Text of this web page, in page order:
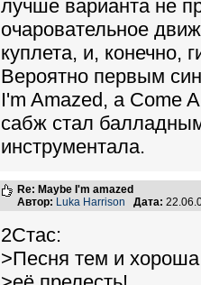
лучше варианта не
очаровательное
куплета, и, конечно,
Вероятно первым
I'm Amazed, а Come
сабж стал
инструментала.
Re: Maybe I'm amazed
Автор: Luka Harrison Дата:
2Стас:
>Песня тем и